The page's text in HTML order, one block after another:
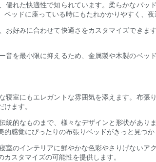
れた快適性で知られています。柔らかなパ
ッドに座っている時にもたれかかりやすく、
好みに合わせて快適さをカスタマイズでき
を最小限に抑えるため、金属製や木製のベ
室にもエレガントな雰囲気を添えます。布
ます。
的なものまで、様々なデザインと形状があ
感覚にぴったりの布張りベッドがきっと見つか
のインテリアに鮮やかな色彩やさりげない
スタマイズの可能性を提供します。